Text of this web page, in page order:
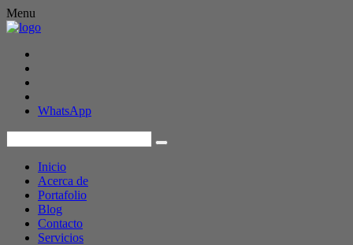
Menu
WhatsApp
Inicio
Acerca de
Portafolio
Blog
Contacto
Servicios